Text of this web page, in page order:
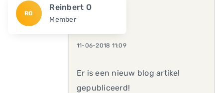
RO
Reinbert O
Member
11-06-2018 11:09
Er is een nieuw blog artikel
gepubliceerd!